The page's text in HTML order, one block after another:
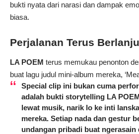
bukti nyata dari narasi dan dampak
biasa.
Perjalanan Terus
LA POEM terus memukau penonton
buat lagu judul mini-album mereka,
Special clip ini bukan cuma
adalah bukti storytelling LA
lewat musik, narik lo ke inti
mereka. Setiap nada dan gestur
undangan pribadi buat ngerasain